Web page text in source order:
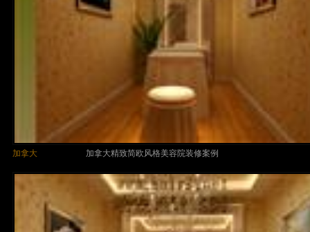
加拿大 加拿大精致简欧风格美容院装修案例